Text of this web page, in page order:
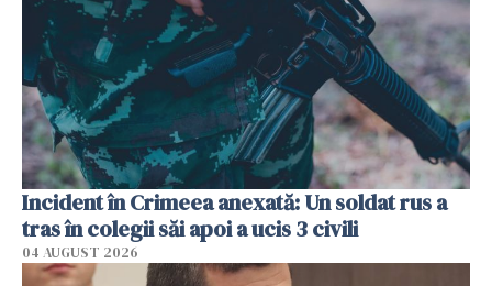
Incident în Crimeea anexată: Un soldat rus a
tras în colegii săi apoi a ucis 3 civili
04 AUGUST 2026